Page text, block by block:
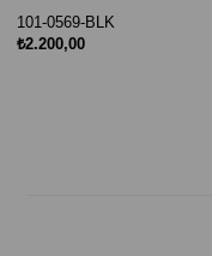
101-0569-BLK
₺2.200,00